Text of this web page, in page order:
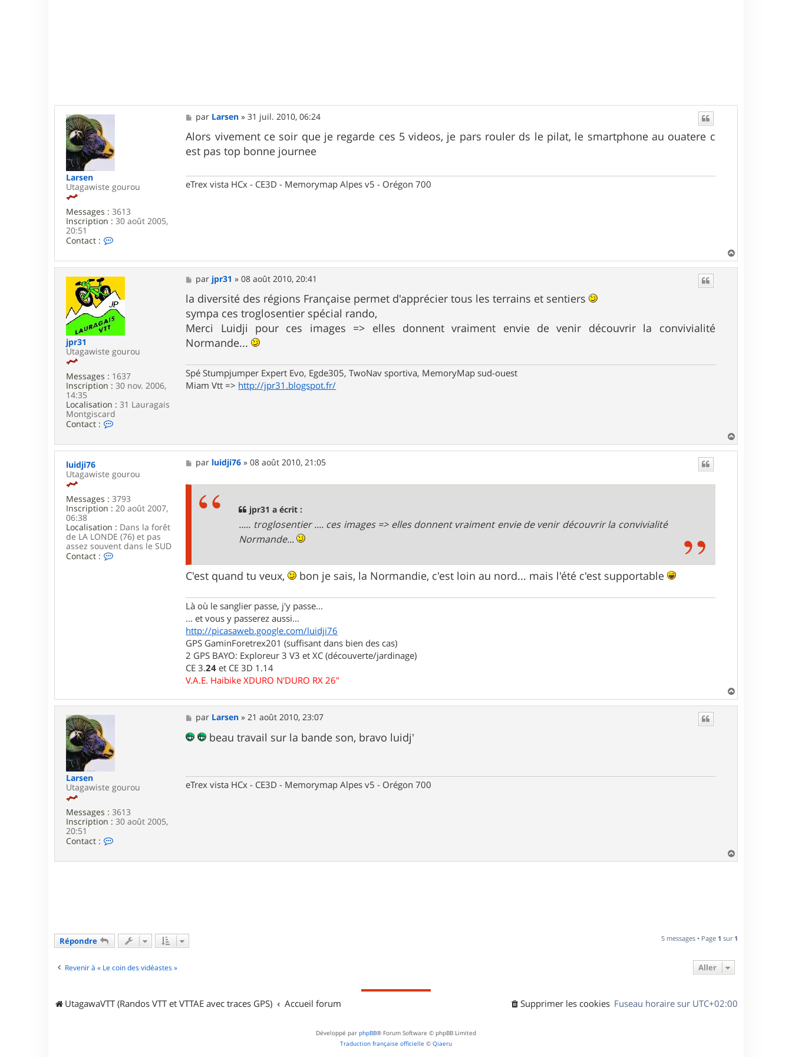
Larsen
Utagawiste gourou
Messages : 3613
Inscription : 30 août 2005,
20:51
Contact :
t
a
c
t
e
r
L
a
s
n
M
e
s
s
a
par Larsen »31 juil. 2010, 06:24
Alors vivement ce soir que je regarde ces 5 videos, je pars rouler ds le pilat, le smartphone au ouatere c
est pas top bonne journee
eTrex vista HCx - CE3D - Memorymap Alpes v5 - Orégon 700
a
jpr31
Utagawiste gourou
Messages : 1637
Inscription : 30 nov. 2006,
14:35
Localisation : 31 Lauragais
Montgiscard
Contact :
t
t
r
j
r
3
1
M
e
s
s
a
g
e
par jpr31 »08 août 2010, 20:41
la diversité des régions Française permet d'apprécier tous les terrains et sentiers
sympa ces troglosentier spécial rando,
Merci Luidji pour ces images => elles donnent vraiment envie de venir découvrir la convivialité
Normande...
Spé Stumpjumper Expert Evo, Egde305, TwoNav sportiva, MemoryMap sud-ouest
Miam Vtt => http://jpr31.blogspot.fr/
a
u
luidji76
Utagawiste gourou
Messages : 3793
Inscription : 20 août 2007,
06:38
Localisation : Dans la forêt
de LA LONDE (76) et pas
assez souvent dans le SUD
Contact :
6
M
e
par luidji76 »08 août 2010, 21:05
jpr31 a écrit :
..... troglosentier .... ces images => elles donnent vraiment envie de venir découvrir la convivialité
Normande...
C'est quand tu veux, bon je sais, la Normandie, c'est loin au nord... mais l'été c'est supportable
Là où le sanglier passe, j'y passe...
... et vous y passerez aussi...
http://picasaweb.google.com/luidji76
GPS GaminForetrex201 (suffisant dans bien des cas)
2 GPS BAYO: Exploreur 3 V3 et XC (découverte/jardinage)
CE 3.24 et CE 3D 1.14
V.A.E. Haibike XDURO N'DURO RX 26"
a
Larsen
Utagawiste gourou
Messages : 3613
Inscription : 30 août 2005,
20:51
Contact :
a
n
M
e
s
par Larsen »21 août 2010, 23:07
beau travail sur la bande son, bravo luidj'
eTrex vista HCx - CE3D - Memorymap Alpes v5 - Orégon 700
a
Répondre 5 messages • Page 1 sur 1
Revenir à « Le coin des vidéastes » Aller
UtagawaVTT (Randos VTT et VTTAE avec traces GPS) Accueil forum Fuseau horaire sur UTC+02:00
Supprimer les cookies
Développé par phpBB® Forum Software © phpBB Limited
Traduction française officielle © Qiaeru